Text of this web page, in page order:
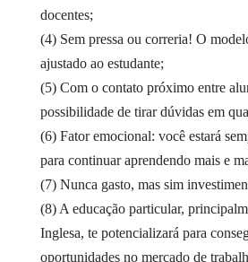
docentes;
(4) Sem pressa ou correria! O
ajustado ao estudante;
(5) Com o contato próximo entre
possibilidade de tirar dúvidas em
(6) Fator emocional: você estará
para continuar aprendendo mais e
(7) Nunca gasto, mas sim
(8) A educação particular,
Inglesa, te potencializará para
oportunidades no mercado de